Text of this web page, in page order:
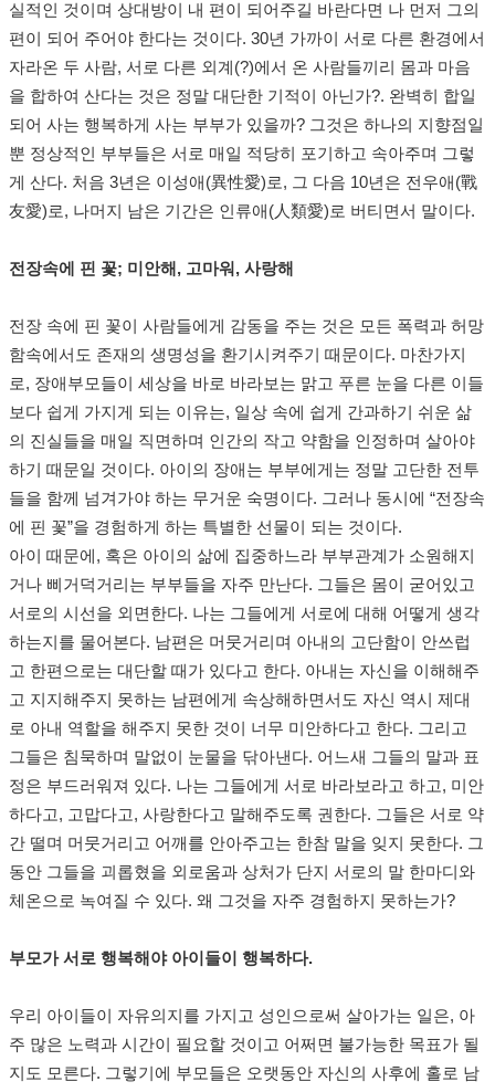
실적인 것이며 상대방이 내 편이 되어주길 바란다면 나 먼저 그의
편이 되어 주어야 한다는 것이다. 30년 가까이 서로 다른 환경에서
자라온 두 사람, 서로 다른 외계(?)에서 온 사람들끼리 몸과 마음
을 합하여 산다는 것은 정말 대단한 기적이 아닌가?. 완벽히 합일
되어 사는 행복하게 사는 부부가 있을까? 그것은 하나의 지향점일
뿐 정상적인 부부들은 서로 매일 적당히 포기하고 속아주며 그렇
게 산다. 처음 3년은 이성애(異性愛)로, 그 다음 10년은 전우애(戰
友愛)로, 나머지 남은 기간은 인류애(人類愛)로 버티면서 말이다.
전장속에 핀 꽃; 미안해, 고마워, 사랑해
전장 속에 핀 꽃이 사람들에게 감동을 주는 것은 모든 폭력과 허망
함속에서도 존재의 생명성을 환기시켜주기 때문이다. 마찬가지
로, 장애부모들이 세상을 바로 바라보는 맑고 푸른 눈을 다른 이들
보다 쉽게 가지게 되는 이유는, 일상 속에 쉽게 간과하기 쉬운 삶
의 진실들을 매일 직면하며 인간의 작고 약함을 인정하며 살아야
하기 때문일 것이다. 아이의 장애는 부부에게는 정말 고단한 전투
들을 함께 넘겨가야 하는 무거운 숙명이다. 그러나 동시에 “전장속
에 핀 꽃”을 경험하게 하는 특별한 선물이 되는 것이다.
아이 때문에, 혹은 아이의 삶에 집중하느라 부부관계가 소원해지
거나 삐거덕거리는 부부들을 자주 만난다. 그들은 몸이 굳어있고
서로의 시선을 외면한다. 나는 그들에게 서로에 대해 어떻게 생각
하는지를 물어본다. 남편은 머뭇거리며 아내의 고단함이 안쓰럽
고 한편으로는 대단할 때가 있다고 한다. 아내는 자신을 이해해주
고 지지해주지 못하는 남편에게 속상해하면서도 자신 역시 제대
로 아내 역할을 해주지 못한 것이 너무 미안하다고 한다. 그리고
그들은 침묵하며 말없이 눈물을 닦아낸다. 어느새 그들의 말과 표
정은 부드러워져 있다. 나는 그들에게 서로 바라보라고 하고, 미안
하다고, 고맙다고, 사랑한다고 말해주도록 권한다. 그들은 서로 약
간 떨며 머뭇거리고 어깨를 안아주고는 한참 말을 잊지 못한다. 그
동안 그들을 괴롭혔을 외로움과 상처가 단지 서로의 말 한마디와
체온으로 녹여질 수 있다. 왜 그것을 자주 경험하지 못하는가?
부모가 서로 행복해야 아이들이 행복하다.
우리 아이들이 자유의지를 가지고 성인으로써 살아가는 일은, 아
주 많은 노력과 시간이 필요할 것이고 어쩌면 불가능한 목표가 될
지도 모른다. 그렇기에 부모들은 오랫동안 자신의 사후에 홀로 남